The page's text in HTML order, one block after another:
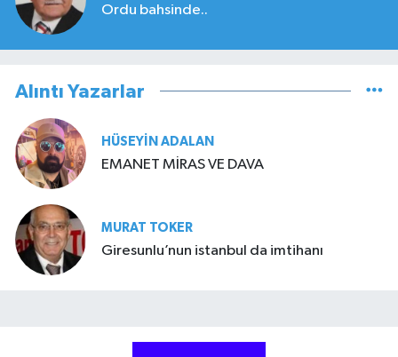
Ordu bahsinde..
Alıntı Yazarlar
HÜSEYIN ADALAN
EMANET MİRAS VE DAVA
MURAT TOKER
Giresunlu’nun istanbul da imtihanı